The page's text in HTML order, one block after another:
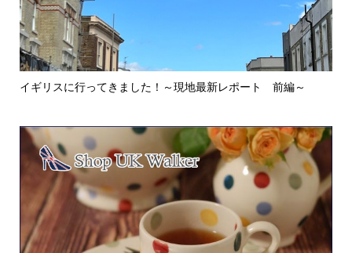
イギリスに行ってきました！～現地最新レポート 前編～